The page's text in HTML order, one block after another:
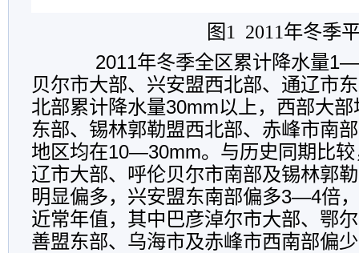
图1 2011年冬季
2011年冬季全区累计降水量
贝尔市大部、兴安盟西北部、通辽市
北部累计降水量30mm以上，西部大
东部、锡林郭勒盟西北部、赤峰市南
地区均在10—30mm。与历史同期比
辽市大部、呼伦贝尔市南部及锡林郭
明显偏多，兴安盟东南部偏多3—4倍
近常年值，其中巴彦淖尔市大部、鄂
善盟东部、乌海市及赤峰市西南部偏